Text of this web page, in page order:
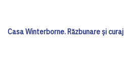
Casa Winterborne. Răzbunare și curaj